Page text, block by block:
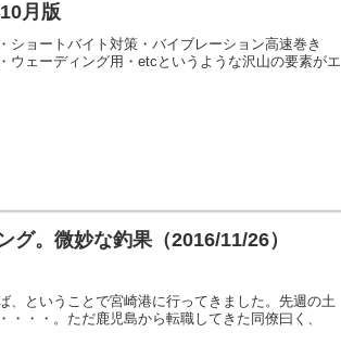
月版
ョートバイト対策・バイブレーション高速巻き
ウェーディング用・etcというような沢山の要素がエ
グ。微妙な釣果（2016/11/26）
、ということで宮崎港に行ってきました。先週の土
・・。ただ鹿児島から転職してきた同僚曰く、